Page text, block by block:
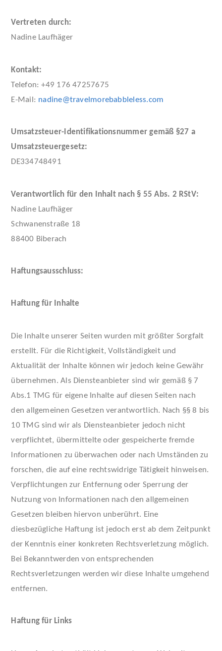
Vertreten durch:
Nadine Laufhäger
Kontakt:
Telefon: +49 176 47257675
E-Mail: nadine@travelmorebabbleless.com
Umsatzsteuer-Identifikationsnummer gemäß §27 a
Umsatzsteuergesetz:
DE334748491
Verantwortlich für den Inhalt nach § 55 Abs. 2 RStV:
Nadine Laufhäger
Schwanenstraße 18
88400 Biberach
Haftungsausschluss:
Haftung für Inhalte
Die Inhalte unserer Seiten wurden mit größter Sorgfalt
erstellt. Für die Richtigkeit, Vollständigkeit und
Aktualität der Inhalte können wir jedoch keine Gewähr
übernehmen. Als Diensteanbieter sind wir gemäß § 7
Abs.1 TMG für eigene Inhalte auf diesen Seiten nach
den allgemeinen Gesetzen verantwortlich. Nach §§ 8 bis
10 TMG sind wir als Diensteanbieter jedoch nicht
verpflichtet, übermittelte oder gespeicherte fremde
Informationen zu überwachen oder nach Umständen zu
forschen, die auf eine rechtswidrige Tätigkeit hinweisen.
Verpflichtungen zur Entfernung oder Sperrung der
Nutzung von Informationen nach den allgemeinen
Gesetzen bleiben hiervon unberührt. Eine
diesbezügliche Haftung ist jedoch erst ab dem Zeitpunkt
der Kenntnis einer konkreten Rechtsverletzung möglich.
Bei Bekanntwerden von entsprechenden
Rechtsverletzungen werden wir diese Inhalte umgehend
entfernen.
Haftung für Links